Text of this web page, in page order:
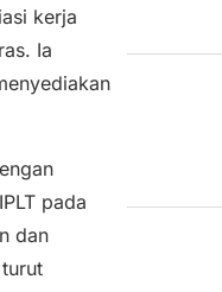
kerja
Ia
pada
dan